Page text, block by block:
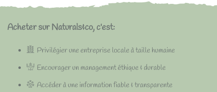
Acheter sur Naturals&co, c'est:
Privilégier une entreprise locale à taille humaine
Encourager un management éthique & durable
Accéder à une information fiable & transparente